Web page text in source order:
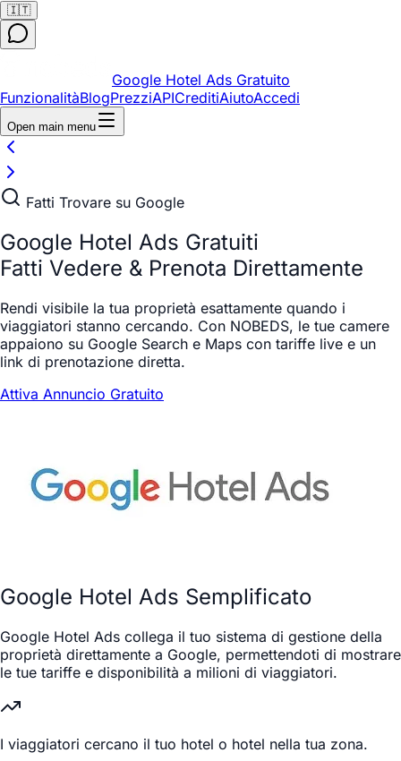
🇮🇹
Google Hotel Ads Gratuito
FunzionalitàBlogPrezziAPICreditiAiutoAccedi
Open main menu
Fatti Trovare su Google
Google Hotel Ads Gratuiti
Fatti Vedere & Prenota Direttamente
Rendi visibile la tua proprietà esattamente quando i
viaggiatori stanno cercando. Con NOBEDS, le tue camere
appaiono su Google Search e Maps con tariffe live e un
link di prenotazione diretta.
Attiva Annuncio Gratuito
Google Hotel Ads Semplificato
Google Hotel Ads collega il tuo sistema di gestione della
proprietà direttamente a Google, permettendoti di mostrare
le tue tariffe e disponibilità a milioni di viaggiatori.
I viaggiatori cercano il tuo hotel o hotel nella tua zona.